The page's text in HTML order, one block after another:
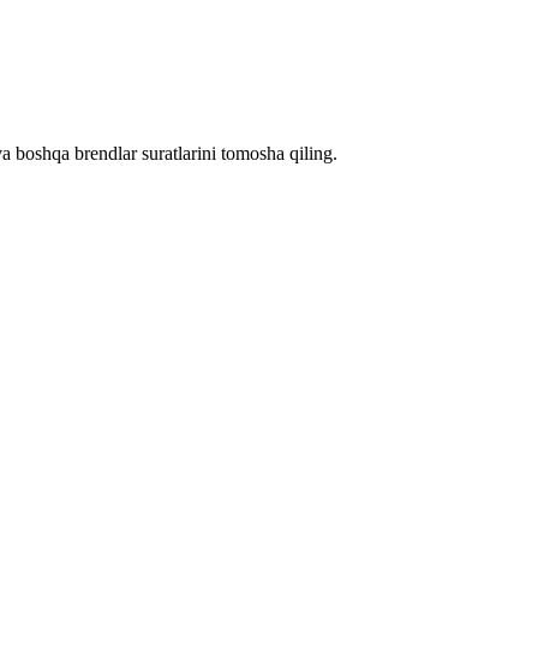
brendlar suratlarini tomosha qiling.